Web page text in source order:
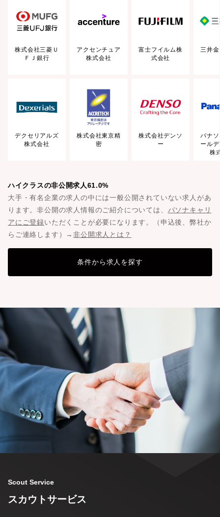
株式会社三菱Ｕ
ＦＪ銀行
アクセンチュア
株式会社
富士フイルム株
式会社
三井
デクセリアルズ
株式会社
株式会社東京精
密
株式会社デンソ
ー
パナ
ール
株
ハイクラスの非公開求人61.0%
大手・有名企業の求人の中には一般公開されていない求人があ
ります。非公開の求人情報のご紹介については、 パソナキャリ
アにご登録いただくことが必要になります。（申込後、弊社か
らご連絡します）→非公開求人とは？
条件から求人を探す
Scout Service
スカウトサービス